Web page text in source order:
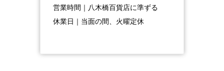
営業時間｜八木橋百貨店に準ずる
休業日｜当面の間、火曜定休